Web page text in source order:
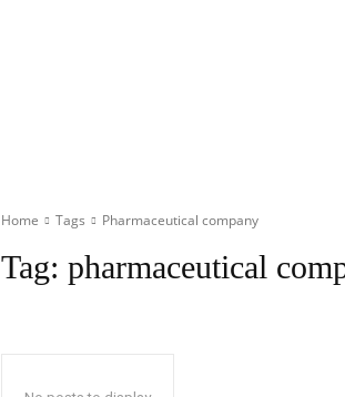
Home Tags Pharmaceutical company
Tag: pharmaceutical